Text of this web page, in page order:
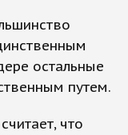
остальные
путем.
что